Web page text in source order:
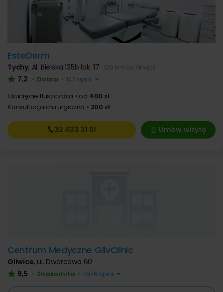
EsteDerm
Tychy, Al. Bielska 135b lok. 17 (30 km od Gliwic)
7,2 • Dobra • 147 opinii
Usunięcie tłuszczaka od 400 zł
Konsultacja chirurgiczna
200 zł
Umów wizytę
32 433 31 01
Centrum Medyczne GlivClinic
Gliwice, ul. Dworcowa 60
9,5 • Znakomita • 7976 opinii